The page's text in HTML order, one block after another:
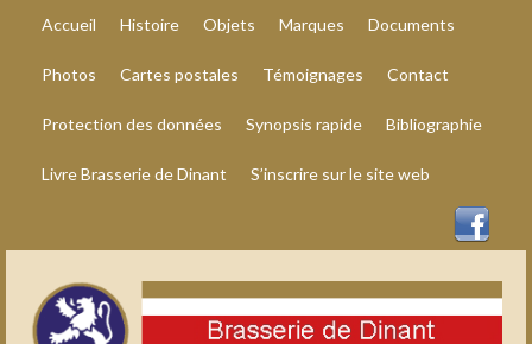
Accueil Histoire Objets Marques Documents
Photos Cartes postales Témoignages Contact
Protection des données Synopsis rapide Bibliographie
Livre Brasserie de Dinant S’inscrire sur le site web